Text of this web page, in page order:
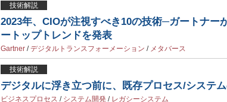
技術解説
2023年、CIOが注視すべき10の技術─ガートナー
ートップトレンドを発表
Gartner /デジタルトランスフォーメーション / メタバース
技術解説
デジタルに浮き立つ前に、既存プロセス/システ
ビジネスプロセス / システム開発 / レガシーシステム